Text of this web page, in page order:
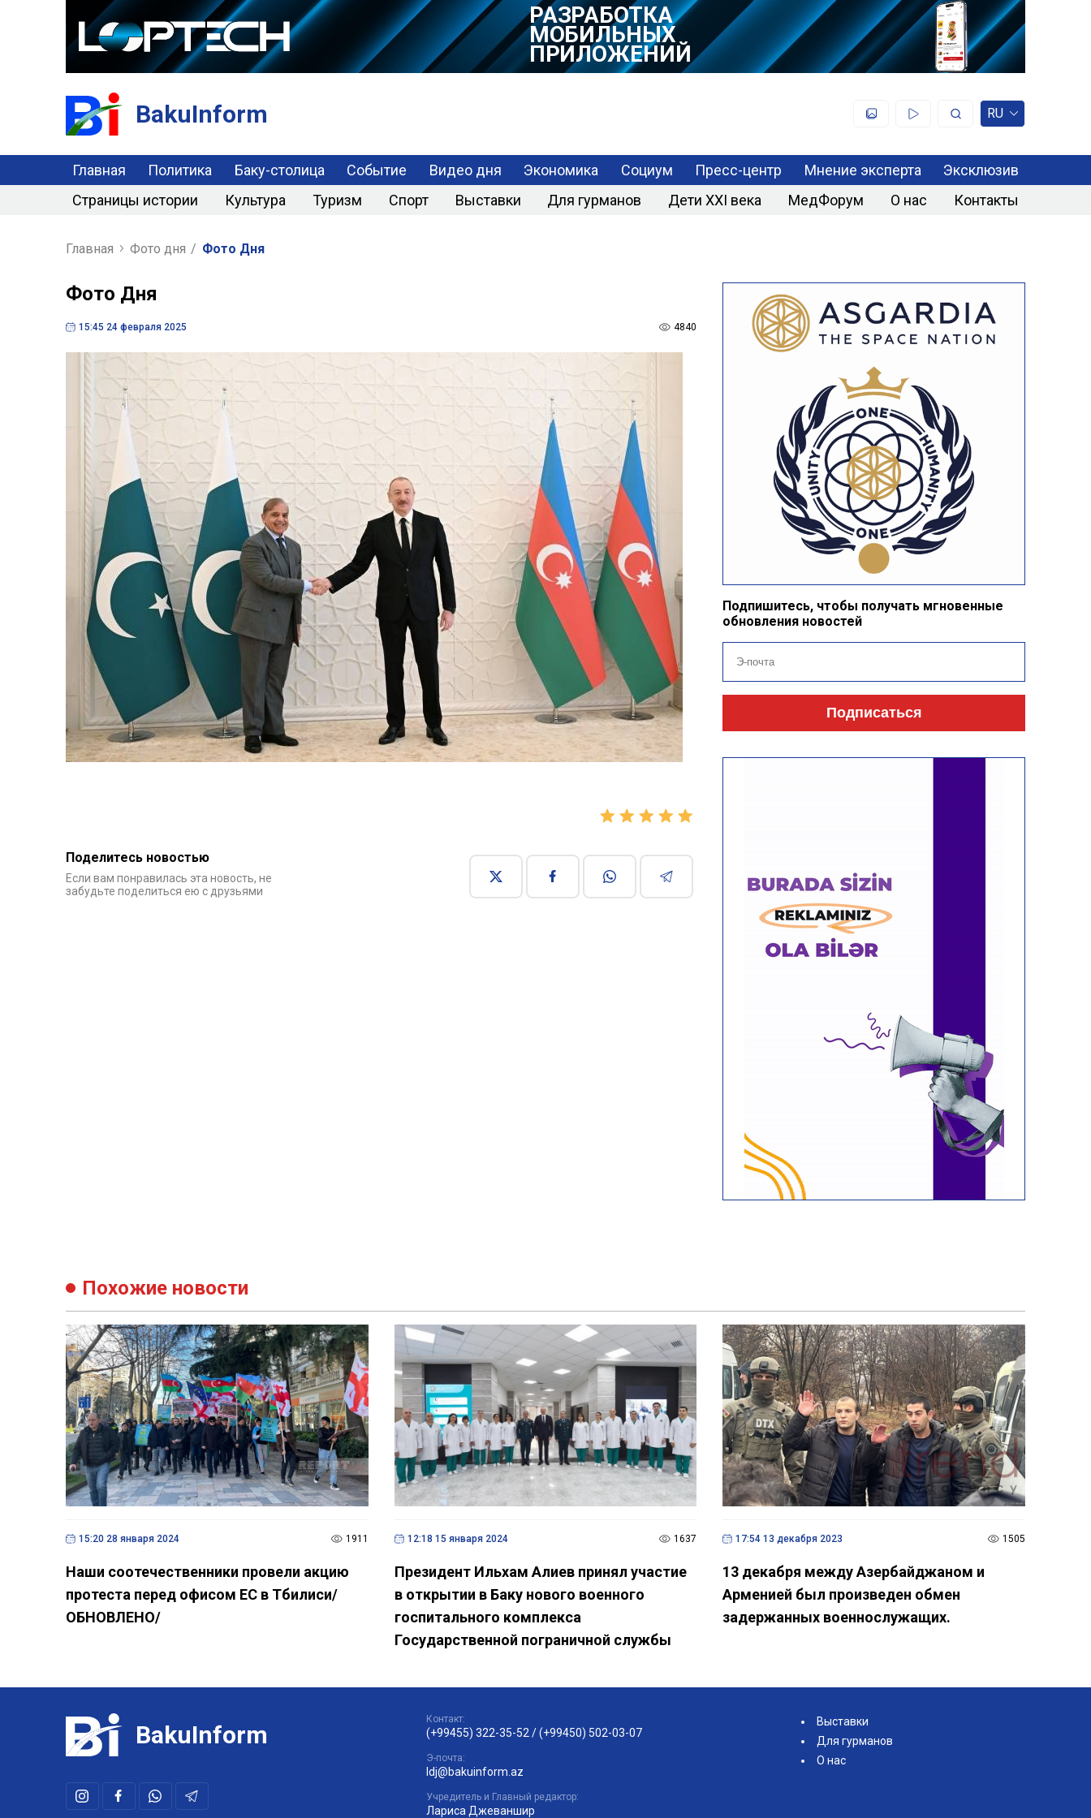
РАЗРАБОТКА
МОБИЛЬНЫХ
ПРИЛОЖЕНИЙ
BakuInform RU
Главная Политика Баку-столица Событие Видео дня Экономика Социум Пресс-центр Мнение эксперта
Эксклюзив
Страницы истории
Культура Туризм Спорт Выставки Для гурманов Дети XXI века МедФорум О нас Контакты
Главная Фото дня / Фото Дня
Фото Дня
15:45 24 февраля 2025 4840
Поделитесь новостью
Если вам понравилась эта новость, не
забудьте поделиться ею с друзьями
Подпишитесь, чтобы получать мгновенные
обновления новостей
Подписаться
Похожие новости
15:20 28 января 2024 1911
Наши соотечественники провели акцию
протеста перед офисом ЕС в Тбилиси/
ОБНОВЛЕНО/
12:18 15 января 2024 1637
Президент Ильхам Алиев принял участие
в открытии в Баку нового военного
госпитального комплекса
Государственной пограничной службы
17:54 13 декабря 2023 1505
13 декабря между Азербайджаном и
Арменией был произведен обмен
задержанных военнослужащих.
BakuInform
Контакт:
(+99455) 322-35-52 /(+99450) 502-03-07
Э-почта:
ldj@bakuinform.az
Учредитель и Главный редактор:
Лариса Джеваншир
Выставки
Для гурманов
О нас